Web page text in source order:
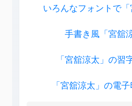
いろんなフォントで「
手書き風「宮舘
「宮舘涼太」の習
「宮舘涼太」の電